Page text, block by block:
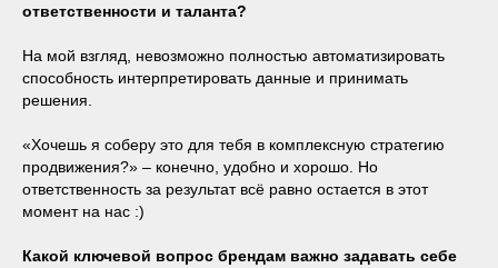
ответственности и таланта?
На мой взгляд, невозможно полностью автоматизировать
способность интерпретировать данные и принимать
решения.
«Хочешь я соберу это для тебя в комплексную стратегию
продвижения?» – конечно, удобно и хорошо. Но
ответственность за результат всё равно остается в этот
момент на нас :)
Какой ключевой вопрос брендам важно задавать себе